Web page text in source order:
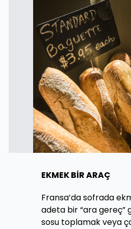
EKMEK BİR ARAÇ
Fransa’da sofrada
adeta bir “ara gereç”
sosu toplamak veya